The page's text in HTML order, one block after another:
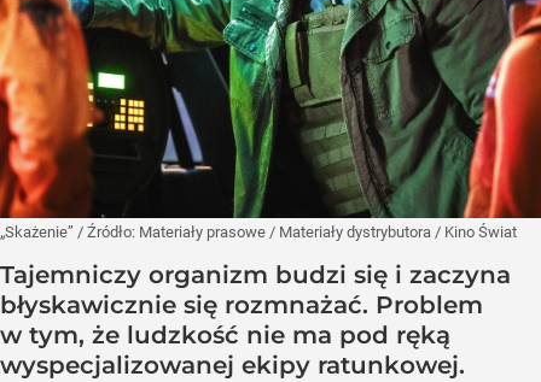
„Skażenie” / Źródło: Materiały prasowe / Materiały dystrybutora / Kino Świat
Tajemniczy organizm budzi się i zaczyna
błyskawicznie się rozmnażać. Problem
w tym, że ludzkość nie ma pod ręką
wyspecjalizowanej ekipy ratunkowej.